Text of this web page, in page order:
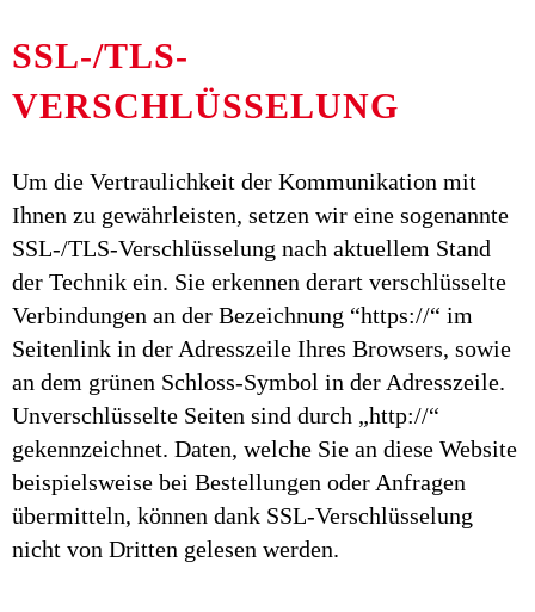
SSL-/TLS-
VERSCHLÜSSELUNG
Um die Vertraulichkeit der Kommunikation mit
Ihnen zu gewährleisten, setzen wir eine sogenannte
SSL-/TLS-Verschlüsselung nach aktuellem Stand
der Technik ein. Sie erkennen derart verschlüsselte
Verbindungen an der Bezeichnung “https://“ im
Seitenlink in der Adresszeile Ihres Browsers, sowie
an dem grünen Schloss-Symbol in der Adresszeile.
Unverschlüsselte Seiten sind durch „http://“
gekennzeichnet. Daten, welche Sie an diese Website
beispielsweise bei Bestellungen oder Anfragen
übermitteln, können dank SSL-Verschlüsselung
nicht von Dritten gelesen werden.